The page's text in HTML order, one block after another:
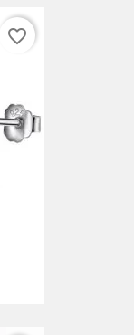
favorite_border